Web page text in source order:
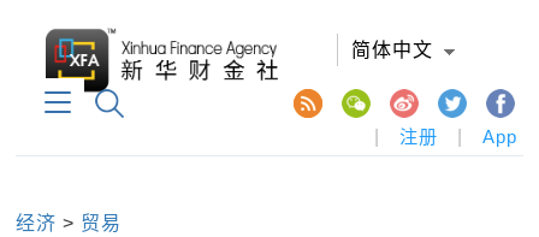
简体中文
注册 App
经济 > 贸易